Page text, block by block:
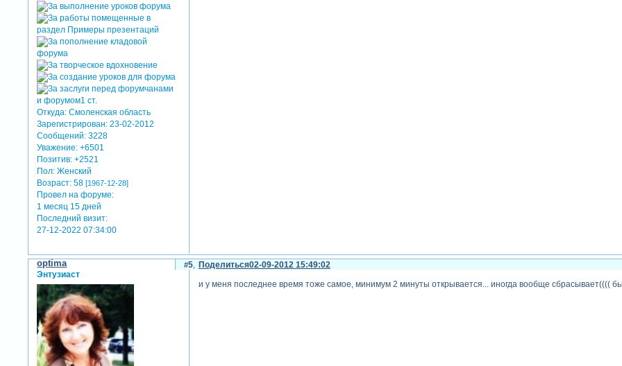
Откуда: Смоленская область
Зарегистрирован: 23-02-2012
Сообщений: 3228
Уважение: +6501
Позитив: +2521
Пол: Женский
Возраст: 58[1967-12-28]
Провел на форуме:
1 месяц 15 дней
Последний визит:
27-12-2022 07:34:00
Поделиться
5 02-09-2012 15:49:02
optima
Энтузиаст
и у меня последнее время тоже самое, минимум 2 минуты открывается... иногда вообще сбрасывает((((